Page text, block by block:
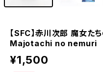
【SFC】赤川次郎 魔女
Majotachi no nemuri
¥1,500